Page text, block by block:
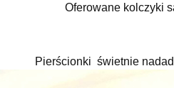
Oferowane kolczyki
Pierścionki świetnie